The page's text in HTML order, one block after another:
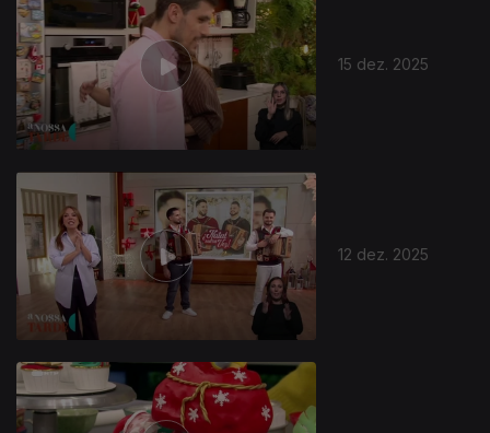
15 dez. 2025
12 dez. 2025